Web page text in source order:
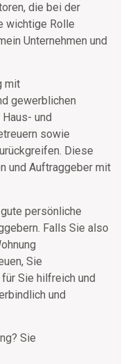
die bei der
wichtige Rolle
Unternehmen und
mit
gewerblichen
und
sowie
Diese
und Auftraggeber mit
persönliche
Falls Sie also
Sie
Sie hilfreich und
und
Sie